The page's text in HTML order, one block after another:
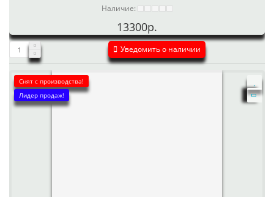
Наличие:
13300р.
Уведомить о наличии
Снят с производства!
Лидер продаж!